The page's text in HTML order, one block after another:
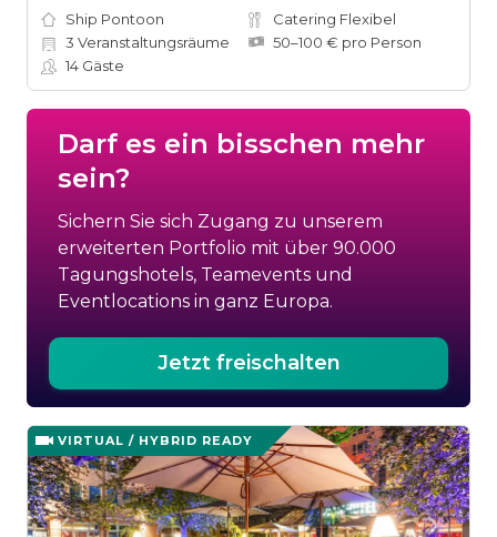
Ship Pontoon
Catering Flexibel
3 Veranstaltungsräume
50–100 € pro Person
14 Gäste
Darf es ein bisschen mehr
sein?
Sichern Sie sich Zugang zu unserem
erweiterten Portfolio mit über 90.000
Tagungshotels, Teamevents und
Eventlocations in ganz Europa.
Jetzt freischalten
VIRTUAL / HYBRID READY